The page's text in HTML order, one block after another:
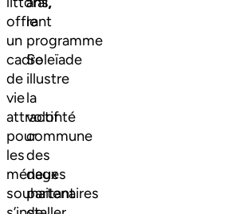
offrant
un
cadre
de
vie
attractif
pour
les
ménages
souhaitant
le
programme
Soleïade
illustre
la
volonté
commune
des
deux
partenaires